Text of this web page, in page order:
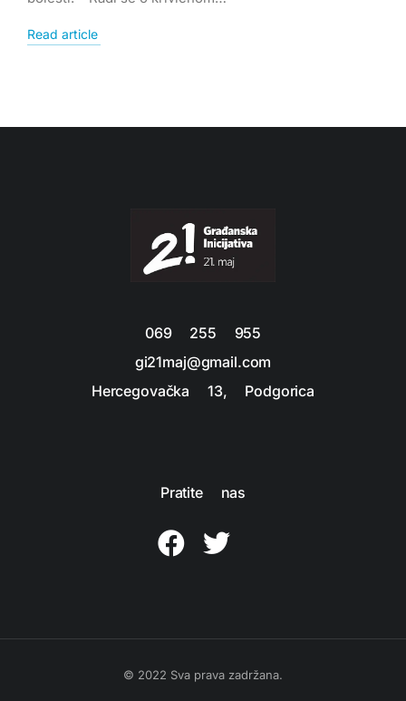
Read article
069 255 955
gi21maj@gmail.com
Hercegovačka 13, Podgorica
Pratite nas
© 2022 Sva prava zadržana.